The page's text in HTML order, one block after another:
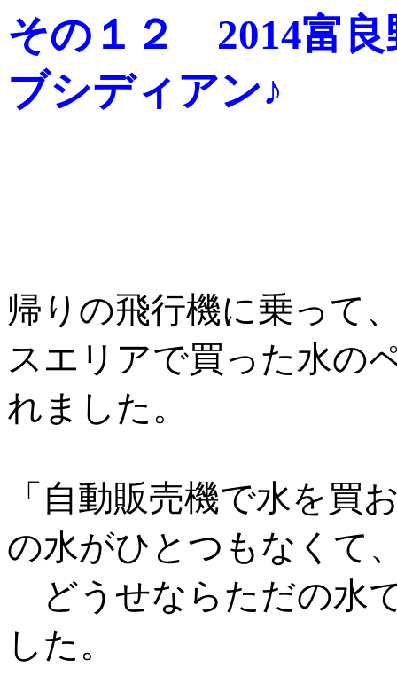
その１２ 2014富良
ブシディアン♪
帰りの飛行機に乗って
スエリアで買った水の
れました。
「自動販売機で水を買
の水がひとつもなくて
どうせならただの水
した。